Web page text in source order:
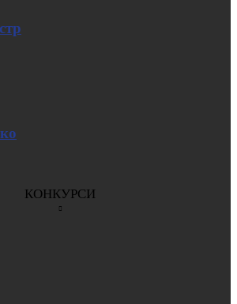
КОНКУРСИ